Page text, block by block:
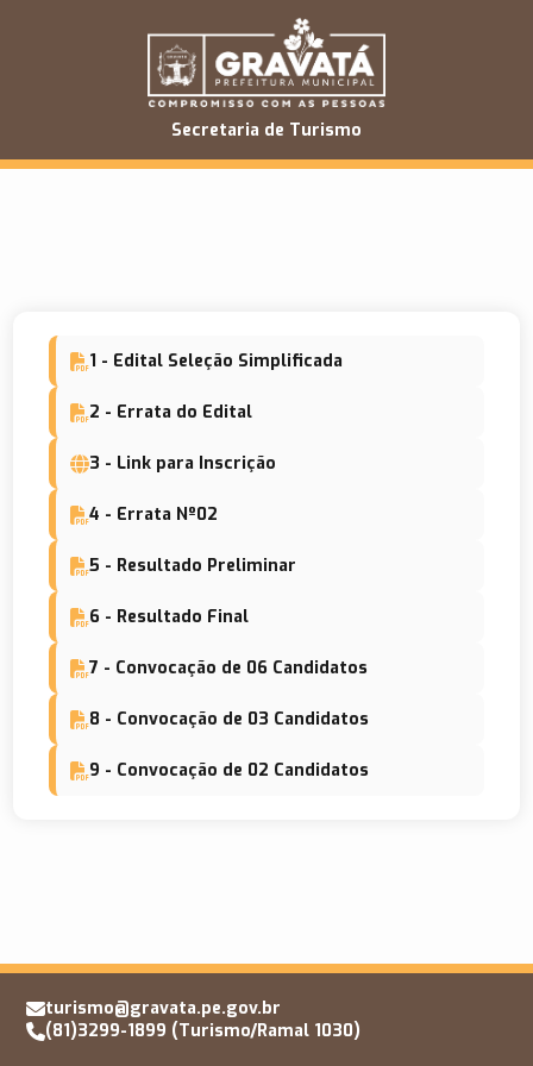
Secretaria de Turismo
1 - Edital Seleção Simplificada
2 - Errata do Edital
3 - Link para Inscrição
4 - Errata Nº02
5 - Resultado Preliminar
6 - Resultado Final
7 - Convocação de 06 Candidatos
8 - Convocação de 03 Candidatos
9 - Convocação de 02 Candidatos
turismo@gravata.pe.gov.br
(81)3299-1899 (Turismo/Ramal 1030)